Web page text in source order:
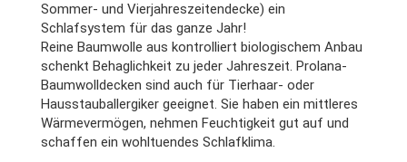
Sommer- und Vierjahreszeitendecke) ein
Schlafsystem für das ganze Jahr!
Reine Baumwolle aus kontrolliert biologischem Anbau
schenkt Behaglichkeit zu jeder Jahreszeit. Prolana-
Baumwolldecken sind auch für Tierhaar- oder
Hausstauballergiker geeignet. Sie haben ein mittleres
Wärmevermögen, nehmen Feuchtigkeit gut auf und
schaffen ein wohltuendes Schlafklima.